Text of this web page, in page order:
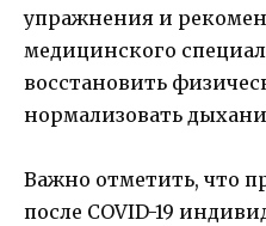
упражнения и
медицинского
восстановить
нормализовать
Важно отметить, что
после COVID-19